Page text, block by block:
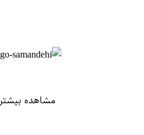
مشاهده بیشتر